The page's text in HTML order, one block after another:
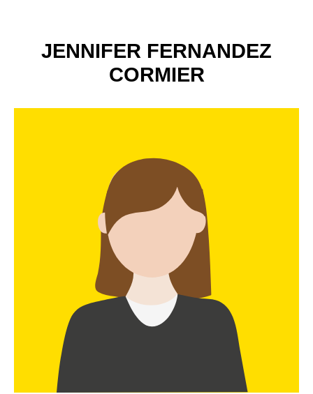
JENNIFER FERNANDEZ
CORMIER